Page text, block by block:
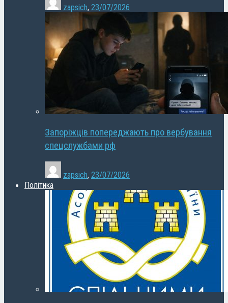
zapsich, 23/07/2026
Запоріжців попереджають про вербування
спецслужбами рф
zapsich, 23/07/2026
Політика